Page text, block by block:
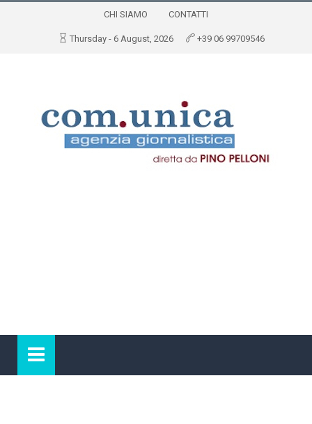
CHI SIAMO CONTATTI
Thursday - 6 August, 2026 +39 06 99709546